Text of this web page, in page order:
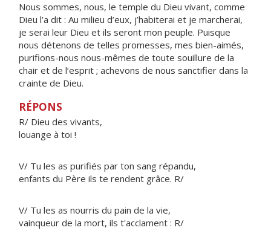
Nous sommes, nous, le temple du Dieu vivant, comme
Dieu l’a dit : Au milieu d’eux, j’habiterai et je marcherai,
je serai leur Dieu et ils seront mon peuple. Puisque
nous détenons de telles promesses, mes bien-aimés,
purifions-nous nous-mêmes de toute souillure de la
chair et de l’esprit ; achevons de nous sanctifier dans la
crainte de Dieu.
RÉPONS
R/ Dieu des vivants,
louange à toi !
V/ Tu les as purifiés par ton sang répandu,
enfants du Père ils te rendent grâce. R/
V/ Tu les as nourris du pain de la vie,
vainqueur de la mort, ils t'acclament : R/